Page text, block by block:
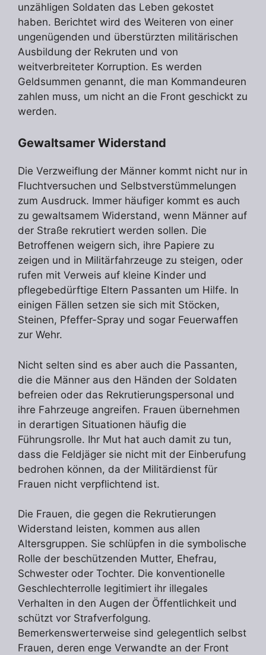
unzähligen Soldaten das Leben gekostet
haben. Berichtet wird des Weiteren von einer
ungenügenden und überstürzten militärischen
Ausbildung der Rekruten und von
weitverbreiteter Korruption. Es werden
Geldsummen genannt, die man Kommandeuren
zahlen muss, um nicht an die Front geschickt zu
werden.
Gewaltsamer Widerstand
Die Verzweiflung der Männer kommt nicht nur in
Fluchtversuchen und Selbstverstümmelungen
zum Ausdruck. Immer häufiger kommt es auch
zu gewaltsamem Widerstand, wenn Männer auf
der Straße rekrutiert werden sollen. Die
Betroffenen weigern sich, ihre Papiere zu
zeigen und in Militärfahrzeuge zu steigen, oder
rufen mit Verweis auf kleine Kinder und
pflegebedürftige Eltern Passanten um Hilfe. In
einigen Fällen setzen sie sich mit Stöcken,
Steinen, Pfeffer-Spray und sogar Feuerwaffen
zur Wehr.
Nicht selten sind es aber auch die Passanten,
die die Männer aus den Händen der Soldaten
befreien oder das Rekrutierungspersonal und
ihre Fahrzeuge angreifen. Frauen übernehmen
in derartigen Situationen häufig die
Führungsrolle. Ihr Mut hat auch damit zu tun,
dass die Feldjäger sie nicht mit der Einberufung
bedrohen können, da der Militärdienst für
Frauen nicht verpflichtend ist.
Die Frauen, die gegen die Rekrutierungen
Widerstand leisten, kommen aus allen
Altersgruppen. Sie schlüpfen in die symbolische
Rolle der beschützenden Mutter, Ehefrau,
Schwester oder Tochter. Die konventionelle
Geschlechterrolle legitimiert ihr illegales
Verhalten in den Augen der Öffentlichkeit und
schützt vor Strafverfolgung.
Bemerkenswerterweise sind gelegentlich selbst
Frauen, deren enge Verwandte an der Front